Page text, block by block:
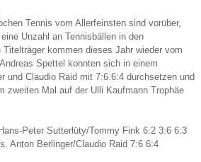
Tennis vom Allerfeinsten sind vorüber,
Unzahl an Tennisbällen in den
kommen dieses Jahr wieder vom
Spettel konnten sich in einem
und Claudio Raid mit 7:6 6:4 durchsetzen und
zweiten Mal auf der Ulli Kaufmann Trophäe
Peter Sutterlüty/Tommy Fink 6:2 3:6 6:3
Anton Berlinger/Claudio Raid 7:6 6:4